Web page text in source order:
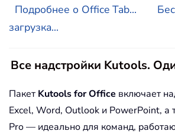
Подробнее о Office Tab...
загрузка...
Все надстройки Kutools.
Пакет Kutools for Office включает
Excel, Word, Outlook и PowerPoint, а
Pro — идеально для команд,